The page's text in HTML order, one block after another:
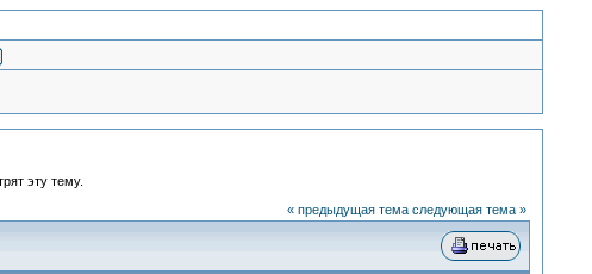
эту тему.
« предыдущая тема следующая тема »